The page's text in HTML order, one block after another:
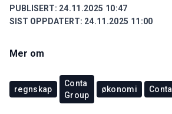
PUBLISERT: 24.11.2025 10:47
SIST OPPDATERT: 24.11.2025 11:00
Mer om
regnskap
Conta
Group
økonomi Conta